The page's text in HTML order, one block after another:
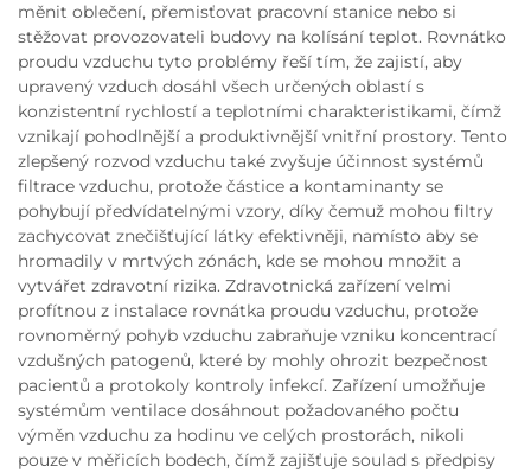
měnit oblečení, přemisťovat pracovní stanice nebo si
stěžovat provozovateli budovy na kolísání teplot. Rovnátko
proudu vzduchu tyto problémy řeší tím, že zajistí, aby
upravený vzduch dosáhl všech určených oblastí s
konzistentní rychlostí a teplotními charakteristikami, čímž
vznikají pohodlnější a produktivnější vnitřní prostory. Tento
zlepšený rozvod vzduchu také zvyšuje účinnost systémů
filtrace vzduchu, protože částice a kontaminanty se
pohybují předvídatelnými vzory, díky čemuž mohou filtry
zachycovat znečišťující látky efektivněji, namísto aby se
hromadily v mrtvých zónách, kde se mohou množit a
vytvářet zdravotní rizika. Zdravotnická zařízení velmi
profítnou z instalace rovnátka proudu vzduchu, protože
rovnoměrný pohyb vzduchu zabraňuje vzniku koncentrací
vzdušných patogenů, které by mohly ohrozit bezpečnost
pacientů a protokoly kontroly infekcí. Zařízení umožňuje
systémům ventilace dosáhnout požadovaného počtu
výměn vzduchu za hodinu ve celých prostorách, nikoli
pouze v měřicích bodech, čímž zajišťuje soulad s předpisy